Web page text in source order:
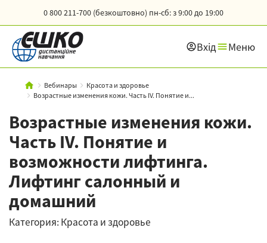
0 800 211-700 (безкоштовно) пн-сб: з 9:00 до 19:00
Вхід Меню
Вебинары
Красота и здоровье
Возрастные изменения кожи. Часть IV. Понятие и...
Возрастные изменения кожи.
Часть IV. Понятие и
возможности лифтинга.
Лифтинг салонный и
домашний
Категория: Красота и здоровье